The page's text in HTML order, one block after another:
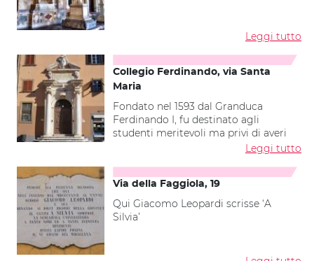
Leggi tutto
Collegio Ferdinando, via Santa
Maria
Fondato nel 1593 dal Granduca
Ferdinando I, fu destinato agli
studenti meritevoli ma privi di averi
Leggi tutto
Via della Faggiola, 19
Qui Giacomo Leopardi scrisse ‘A
Silvia’